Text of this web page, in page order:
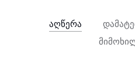
აღწერა